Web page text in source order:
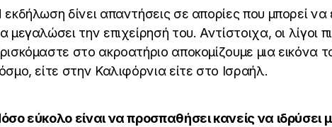
εκδήλωση δίνει απαντήσεις σε απορίες που μπορεί να
μεγαλώσει την επιχείρησή του. Αντίστοιχα, οι λίγοι
στο ακροατήριο αποκομίζουμε μια εικόνα
είτε στην Καλιφόρνια είτε στο Ισραήλ.
εύκολο είναι να προσπαθήσει κανείς να